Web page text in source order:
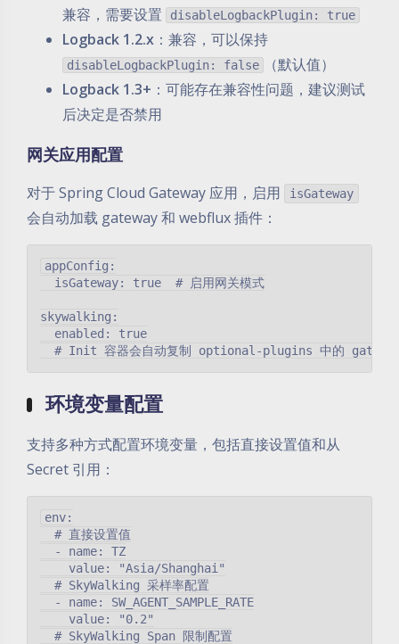
兼容，需要设置
disableLogbackPlugin: true
Logback 1.2.x ：兼容，可以保持
disableLogbackPlugin: false
（默认值）
Logback 1.3+ ：可能存在兼容性问题，建议测试
后决定是否禁用
网关应用配置
对于 Spring Cloud Gateway 应用，启用 isGateway
会自动加载 gateway 和 webflux 插件：
appConfig:
  isGateway: true  # 启用网关模式
skywalking:
  enabled: true
环境变量配置
支持多种方式配置环境变量，包括直接设置值和从
Secret 引用：
env:
  # 直接设置值
  - name: TZ
    value: "Asia/Shanghai"
  # SkyWalking 采样率配置
  - name: SW_AGENT_SAMPLE_RATE
    value: "0.2"
  # SkyWalking Span 限制配置